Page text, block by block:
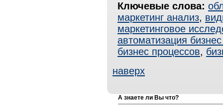
Ключевые слова:
маркетинг анализ,
маркетинговое
автоматизация
бизнес процессов,
наверх
А знаете ли Вы что?